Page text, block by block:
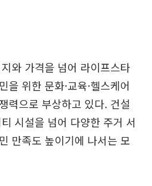
와 가격을 넘어 라이프스타
을 위한 문화·교육·헬스케어
력으로 부상하고 있다. 건설
시설을 넘어 다양한 주거 서
만족도 높이기에 나서는 모